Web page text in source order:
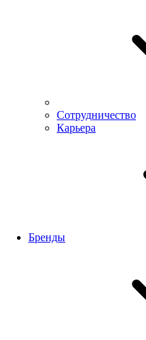
Сотрудничество
Карьера
Бренды